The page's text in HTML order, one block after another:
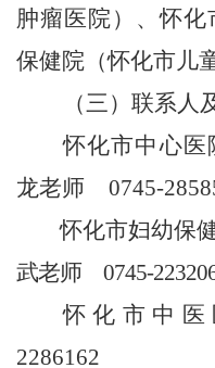
肿瘤医院）、怀
保健院（怀化市儿
（三）联系人
怀化市中心医
龙老师 0745-
怀化市妇幼保
武老师0745-
怀化市中
2286162